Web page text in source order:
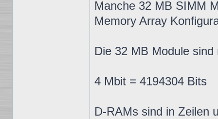
Manche 32 MB SIMM
Memory Array
Die 32 MB Module
4 Mbit = 4194304 Bits
D-RAMs sind in Zeilen